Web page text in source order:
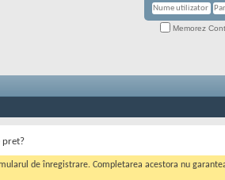
Memorez
pret?
de înregistrare. Completarea acestora nu